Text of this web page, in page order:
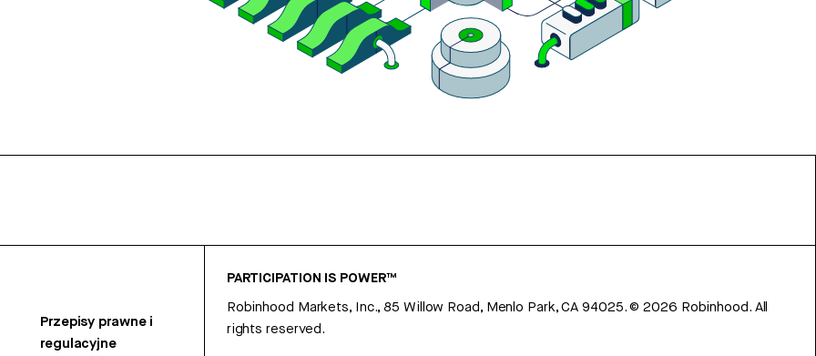
Przepisy prawne i
regulacyjne
PARTICIPATION IS POWER™
Robinhood Markets, Inc., 85 Willow Road, Menlo Park, CA 94025.©2026 Robinhood. All
rights reserved.